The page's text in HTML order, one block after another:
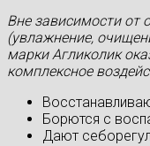
Вне зависимости от
(увлажнение,
марки Агликолик
комплексное
Борются с
Дают